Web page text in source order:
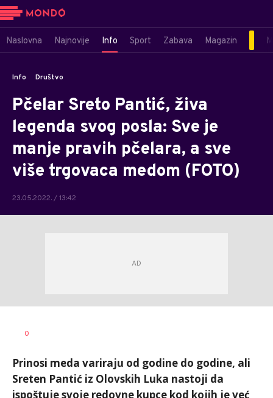
Naslovna Najnovije Info Sport Zabava Magazin
Info Društvo
Pčelar Sreto Pantić, živa
legenda svog posla: Sve je
manje pravih pčelara, a sve
više trgovaca medom (FOTO)
23.05.2022. / 13:42
AUTOR
0
Prinosi meda variraju od godine do godine, ali
Sreten Pantić iz Olovskih Luka nastoji da
ispoštuje svoje redovne kupce kod kojih je već